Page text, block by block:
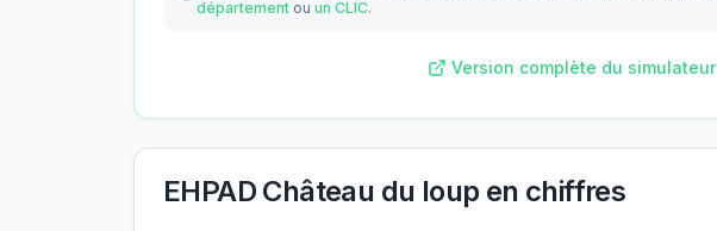
département ou un CLIC.
Version complète du simulateur
EHPAD Château du loup en chiffres